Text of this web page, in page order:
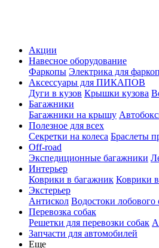
Акции
Навесное оборудование
Фаркопы Электрика для
Аксессуары для ПИКАПОВ
Дуги в кузов Крышки кузова
Багажники
Багажники на крышу
Полезное для всех
Секретки на колеса Браслеты
Off-road
Экспедиционные багажники
Интерьер
Коврики в багажник Коврики
Экстерьер
Антискол Водостоки лобового
Перевозка собак
Решетки для перевозки собак
Запчасти для автомобилей
Еще